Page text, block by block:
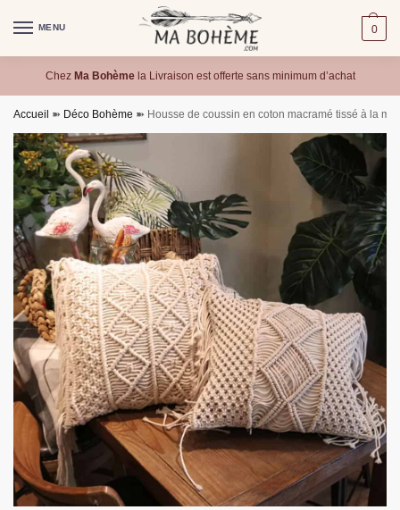
MENU 0
Chez Ma Bohèmela Livraison est offerte sans minimum d’achat
Accueil ➽ Déco Bohème ➽ Housse de coussin en coton macramé tissé à la